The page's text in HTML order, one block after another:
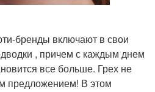
бренды включают в свои
, причем с каждым днем
все больше. Грех не
предложением! В этом